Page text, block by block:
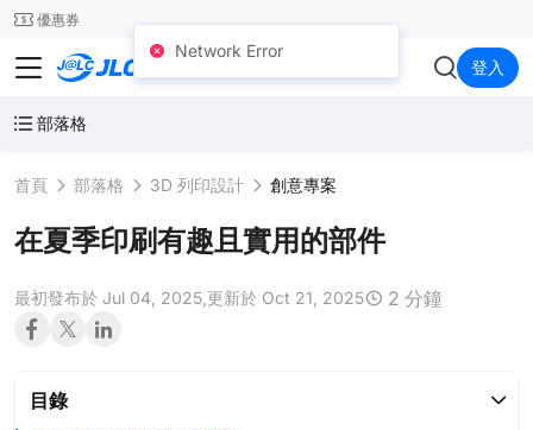
24SMT 優惠券
JLC3DP 登入
部落格
首頁 部落格 3D 列印設計 創意專案
在夏季印刷有趣且實用的部件
最初發布於 Jul 04, 2025, 更新於 Oct 21, 2025 2 分鐘
目錄
Network Error